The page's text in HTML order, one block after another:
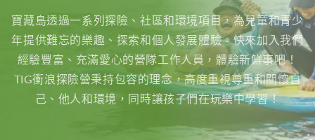
寶藏島透過一系列探險、社區和環境項目，為兒童和青少
年提供難忘的樂趣、探索和個人發展體驗。快來加入我們
經驗豐富、充滿愛心的營隊工作人員，體驗新鮮事吧！
TIG衝浪探險營秉持包容的理念，高度重視尊重和關懷自
己、他人和環境，同時讓孩子們在玩樂中學習！